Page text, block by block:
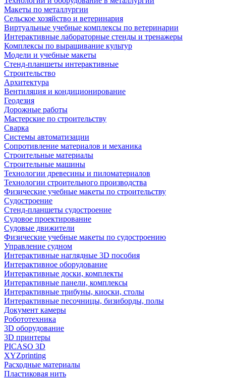
Макеты по металлургии
Сельское хозяйство и ветеринария
Виртуальные учебные комплексы по ветеринарии
Интерактивные лабораторные стенды и тренажеры
Комплексы по выращивание культур
Модели и учебные макеты
Стенд-планшеты интерактивные
Строительство
Архитектура
Вентиляция и кондиционирование
Геодезия
Дорожные работы
Мастерские по строительству
Сварка
Системы автоматизации
Сопротивление материалов и механика
Строительные материалы
Строительные машины
Технологии древесины и пиломатериалов
Технологии строительного производства
Физические учебные макеты по строительству
Судостроение
Стенд-планшеты судостроение
Судовое проектирование
Судовые движители
Физические учебные макеты по судостроению
Управление судном
Интерактивные наглядные 3D пособия
Интерактивное оборудование
Интерактивные доски, комплекты
Интерактивные панели, комплексы
Интерактивные трибуны, киоски, столы
Интерактивные песочницы, бизиборды, полы
Документ камеры
Робототехника
3D оборудование
3D принтеры
PICASO 3D
XYZprinting
Расходные материалы
Пластиковая нить